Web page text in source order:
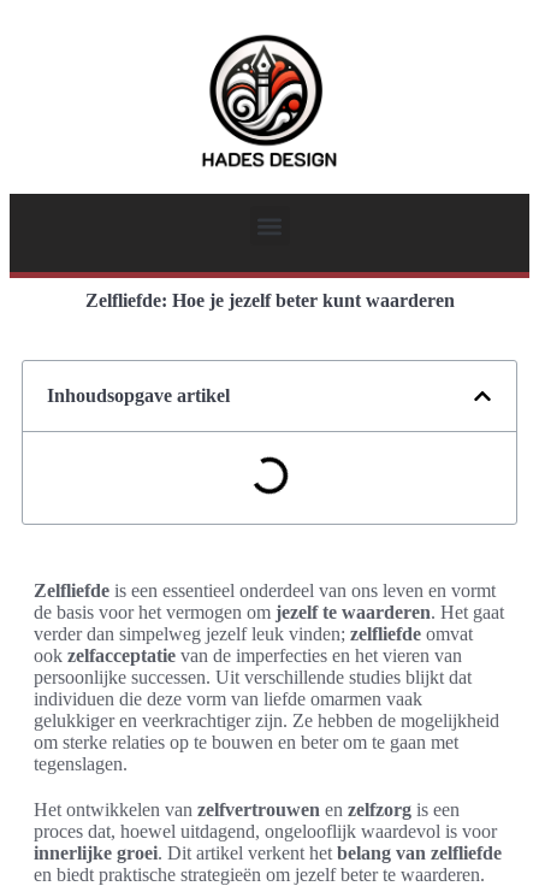
Zelfliefde: Hoe je jezelf beter kunt waarderen
Inhoudsopgave artikel
Zelfliefde is een essentieel onderdeel van ons leven en vormt
de basis voor het vermogen om jezelf te waarderen. Het gaat
verder dan simpelweg jezelf leuk vinden; zelfliefde omvat
ook zelfacceptatie van de imperfecties en het vieren van
persoonlijke successen. Uit verschillende studies blijkt dat
individuen die deze vorm van liefde omarmen vaak
gelukkiger en veerkrachtiger zijn. Ze hebben de mogelijkheid
om sterke relaties op te bouwen en beter om te gaan met
tegenslagen.
Het ontwikkelen van zelfvertrouwen en zelfzorg is een
proces dat, hoewel uitdagend, ongelooflijk waardevol is voor
innerlijke groei. Dit artikel verkent het belang van zelfliefde
en biedt praktische strategieën om jezelf beter te waarderen.